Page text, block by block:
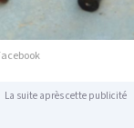
La suite après cette publicité